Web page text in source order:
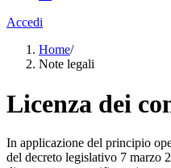
Accedi
Home/
Note legali
Licenza dei
In applicazione del principio
del decreto legislativo 7 marzo